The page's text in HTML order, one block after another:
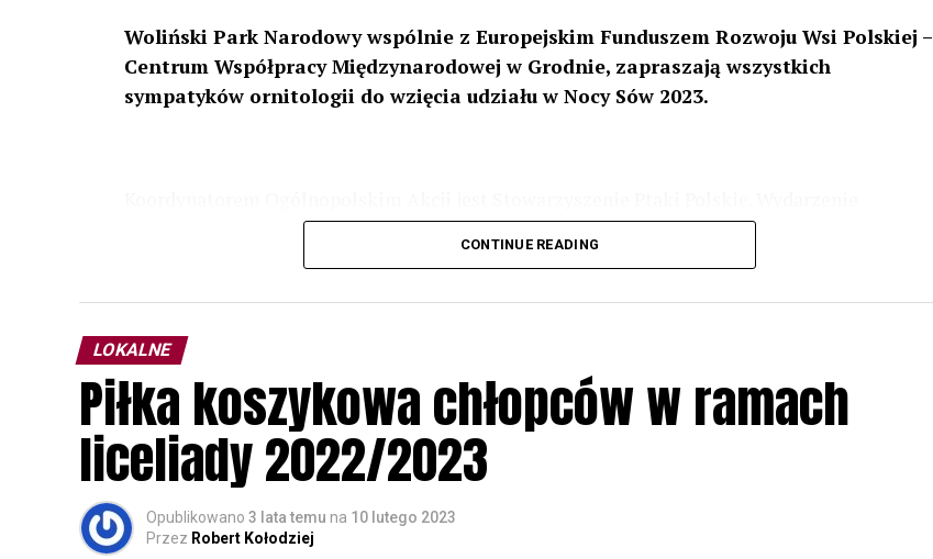
Woliński Park Narodowy wspólnie z Europejskim Funduszem Rozwoju Wsi Polskiej –
Centrum Współpracy Międzynarodowej w Grodnie, zapraszają wszystkich
sympatyków ornitologii do wzięcia udziału w Nocy Sów 2023.
odbędzie się w dniach24 i 25 lutego 2023 r. wg harmonogramu przedstawionego na
Wszystkich uczestników zapraszamy do udziału w Akcji, włączenia się w aktywne
rozpoznawanie głosów sów i wymianę doświadczeń przy grillu.Na wydarzenie obowiązują
zapisy.
CONTINUE READING
LOKALNE
Piłka koszykowa chłopców w ramach
liceliady 2022/2023
Opublikowano 3 lata temu na 10 lutego 2023
Przez Robert Kołodziej